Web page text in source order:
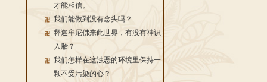
才能相信。
我们能做到没有念头吗？
释迦牟尼佛来此世界，有没有神识
入胎？
我们怎样在这浊恶的环境里保持一
颗不受污染的心？